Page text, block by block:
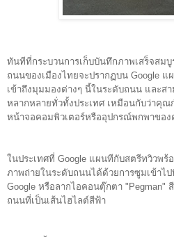
ทันทีที่กระบวนการเก็บบันทึกภาพเสร็จสม
ถนนของเมืองไทยจะปรากฏบน Google แ
เข้าถึงมุมมองต่างๆ นี้ในระดับถนน และส
หลากหลายทั่วทั้งประเทศ เหมือนกับว่าคุณ
หน้าจอคอมพิวเตอร์หรืออุปกรณ์พกพาขอ
ในประเทศที่ Google แผนทีกับสตรีทวิวพร้
ภาพถ่ายในระดับถนนได้ด้วยการซูมเข้าไ
Google หรือลากไอคอนตุ๊กตา "Pegman"
ถนนที่เป็นเส้นไฮไลต์สีฟ้า